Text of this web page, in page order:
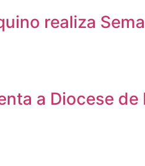
realiza
a Diocese